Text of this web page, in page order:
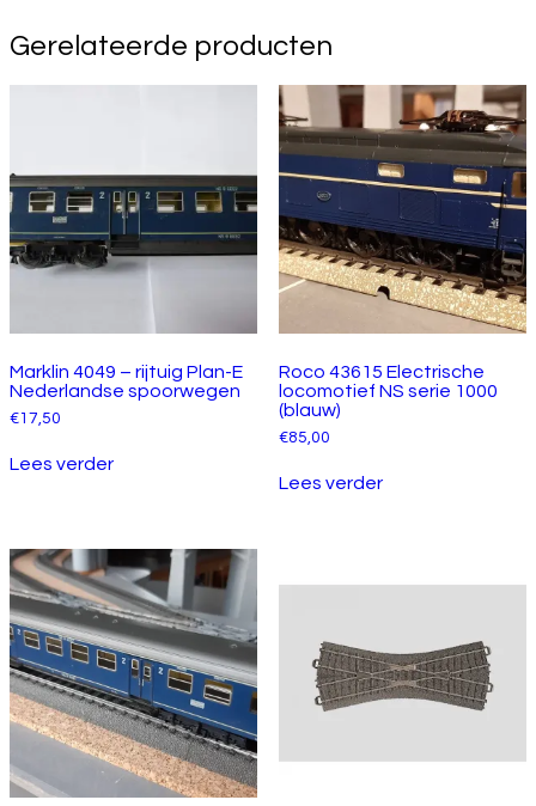
Gerelateerde producten
Marklin 4049 – rijtuig Plan-E
Nederlandse spoorwegen
€17,50
Lees verder
Roco 43615 Electrische
locomotief NS serie 1000
(blauw)
€85,00
Lees verder